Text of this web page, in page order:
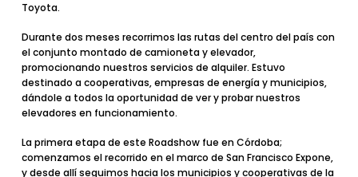
Toyota.
Durante dos meses recorrimos las rutas del centro del país con
el conjunto montado de camioneta y elevador,
promocionando nuestros servicios de alquiler. Estuvo
destinado a cooperativas, empresas de energía y municipios,
dándole a todos la oportunidad de ver y probar nuestros
elevadores en funcionamiento.
Laprimera etapade este Roadshow fue enCórdoba;
comenzamos el recorrido en el marco de San Francisco Expone,
y desde allí seguimos hacia los municipios y cooperativas de la